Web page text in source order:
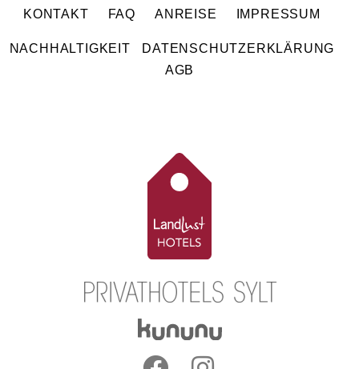
KONTAKT
FAQ ANREISE IMPRESSUM
NACHHALTIGKEIT
DATENSCHUTZERKLÄRUNG
AGB